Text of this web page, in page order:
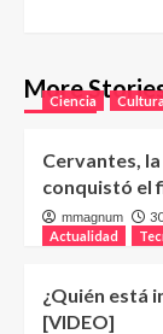
More
Ciencia
Cervantes,
conquistó el
mmagnum
Actualidad
¿Quién está
[VIDEO]